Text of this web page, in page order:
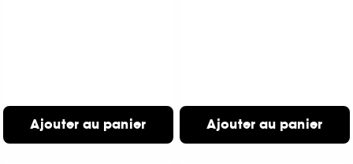
Ajouter au panier Ajouter au panier